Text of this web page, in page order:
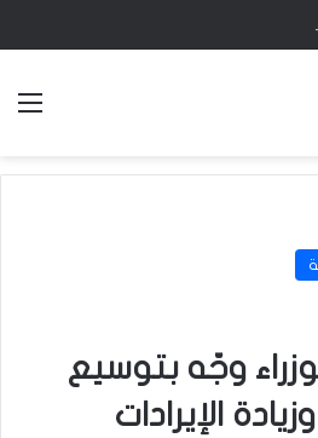
وجّه بتوسيع
الإيرادات